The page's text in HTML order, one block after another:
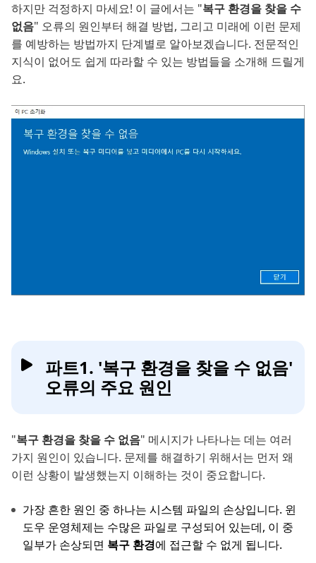
하지만 걱정하지 마세요! 이 글에서는 "복구 환경을 찾을 수
없음" 오류의 원인부터 해결 방법, 그리고 미래에 이런 문제
를 예방하는 방법까지 단계별로 알아보겠습니다. 전문적인
지식이 없어도 쉽게 따라할 수 있는 방법들을 소개해 드릴게
요.
파트1. '복구 환경을 찾을 수 없음'
오류의 주요 원인
"복구 환경을 찾을 수 없음" 메시지가 나타나는 데는 여러
가지 원인이 있습니다. 문제를 해결하기 위해서는 먼저 왜
이런 상황이 발생했는지 이해하는 것이 중요합니다.
가장 흔한 원인 중 하나는 시스템 파일의 손상입니다. 윈
도우 운영체제는 수많은 파일로 구성되어 있는데, 이 중
일부가 손상되면 복구 환경에 접근할 수 없게 됩니다.